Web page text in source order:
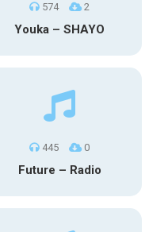
574 2
Youka – SHAYO
445 0
Future – Radio